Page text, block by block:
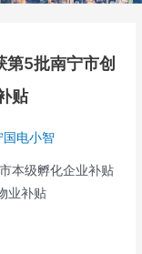
第5批南宁市创
贴
国电小智
本级孵化企业补贴
业补贴